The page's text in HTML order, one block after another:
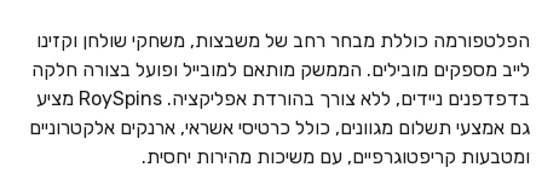
הפלטפורמה כוללת מבחר רחב של משבצות, משחקי שולחן וקזינו
לייב מספקים מובילים. הממשק מותאם למובייל ופועל בצורה חלקה
בדפדפנים ניידים, ללא צורך בהורדת אפליקציה. RoySpins מציע
גם אמצעי תשלום מגוונים, כולל כרטיסי אשראי, ארנקים אלקטרוניים
ומטבעות קריפטוגרפיים, עם משיכות מהירות יחסית.